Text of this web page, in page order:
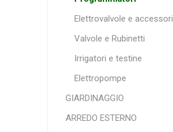
Makita Mareva
Elettrovalvole e accessori
Valvole e Rubinetti
Irrigatori e testine
Elettropompe
GIARDINAGGIO
ARREDO ESTERNO